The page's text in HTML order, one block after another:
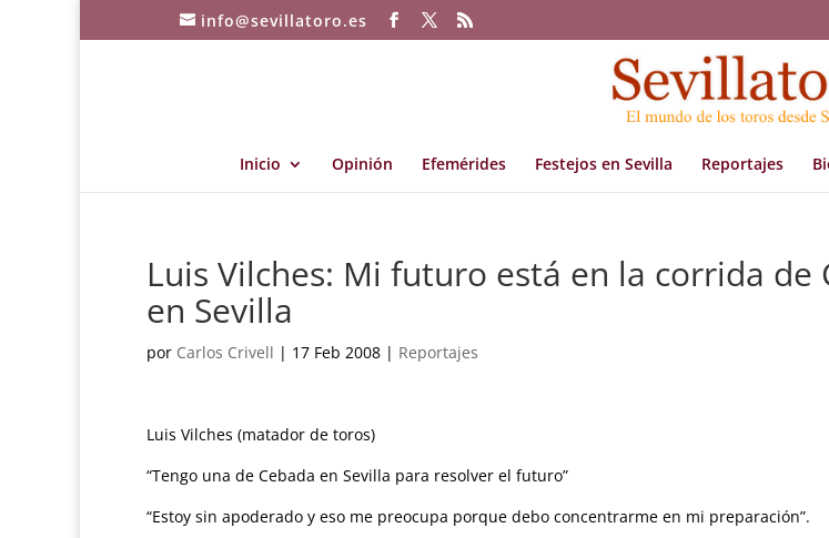
info@sevillatoro.es
Inicio Opinión Efemérides Festejos en Sevilla Reportajes
Luis Vilches: Mi futuro está en la corrida de
en Sevilla
por Carlos Crivell | 17 Feb 2008 | Reportajes
Luis Vilches (matador de toros)
“Tengo una de Cebada en Sevilla para resolver el futuro”
“Estoy sin apoderado y eso me preocupa porque debo concentrarme en mi preparación”.